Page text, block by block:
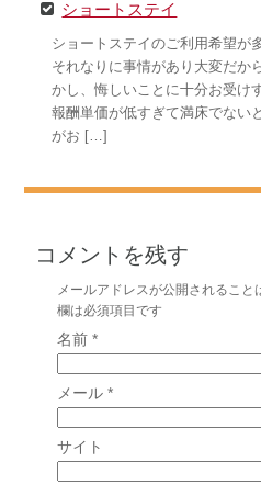
ショートステイ
ショートステイのご利用希望が
それなりに事情があり大変だか
かし、悔しいことに十分お受け
報酬単価が低すぎて満床でない
がお […]
コメントを残す
メールアドレスが公開されること
欄は必須項目です
名前*
メール*
サイト